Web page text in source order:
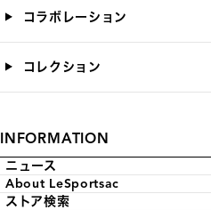
コラボレーション
コレクション
INFORMATION
ニュース
About LeSportsac
ストア検索